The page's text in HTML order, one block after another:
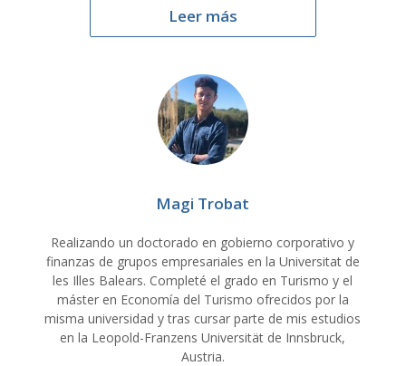
Leer más
Magi Trobat
Realizando un doctorado en gobierno corporativo y
finanzas de grupos empresariales en la Universitat de
les Illes Balears. Completé el grado en Turismo y el
máster en Economía del Turismo ofrecidos por la
misma universidad y tras cursar parte de mis estudios
en la Leopold-Franzens Universität de Innsbruck,
Austria.